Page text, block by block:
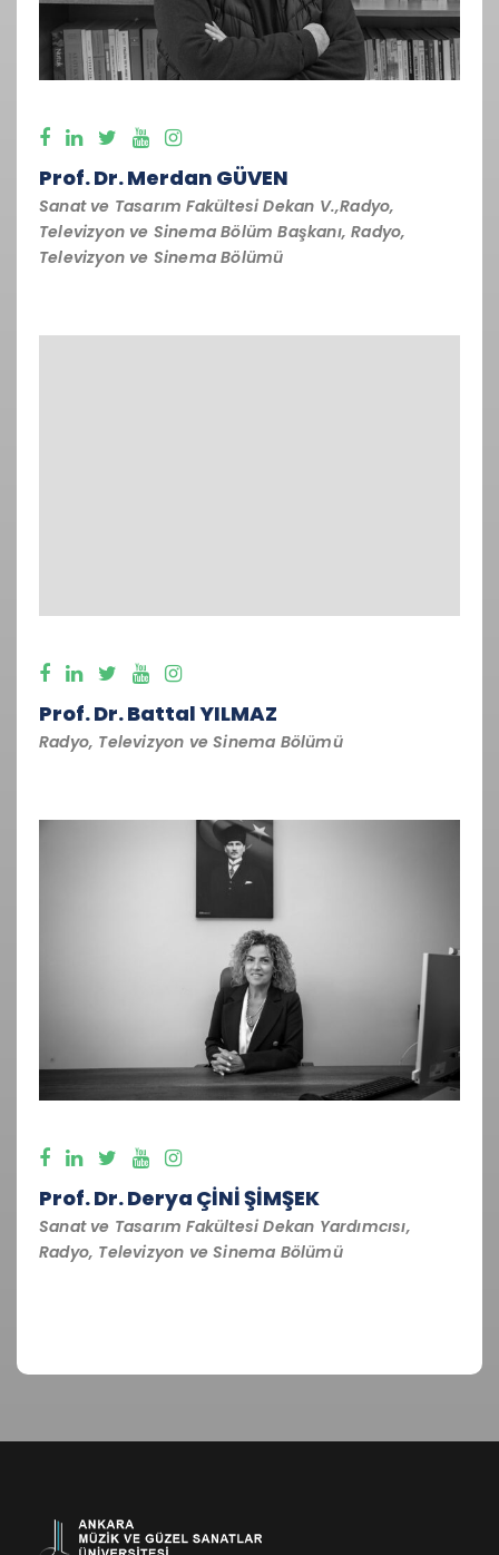
Prof. Dr. Merdan GÜVEN
Sanat ve Tasarım Fakültesi Dekan V.,Radyo,
Televizyon ve Sinema Bölüm Başkanı, Radyo,
Televizyon ve Sinema Bölümü
Prof. Dr. Battal YILMAZ
Radyo, Televizyon ve Sinema Bölümü
Prof. Dr. Derya ÇİNİ ŞİMŞEK
Sanat ve Tasarım Fakültesi Dekan Yardımcısı,
Radyo, Televizyon ve Sinema Bölümü